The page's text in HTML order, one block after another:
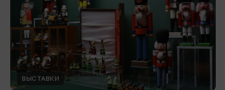
ВЫСТАВКИ